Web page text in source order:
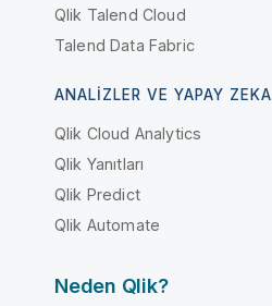
Qlik Talend Cloud
Talend Data Fabric
ANALIZLER VE YAPAY ZEKA
Qlik Cloud Analytics
Qlik Yanıtları
Qlik Predict
Qlik Automate
Neden Qlik?